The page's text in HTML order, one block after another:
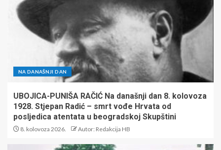
NA DANAŠNJI DAN
UBOJICA-PUNIŠA RAČIĆ Na današnji dan 8. kolovoza
1928. Stjepan Radić – smrt vođe Hrvata od
posljedica atentata u beogradskoj Skupštini
8. kolovoza 2026. Autor: Redakcija HB